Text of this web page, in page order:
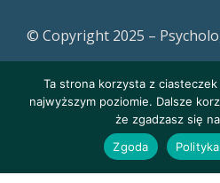
© Copyright 2025 –
Ta strona korzysta z
najwyższym poziomie. Dalsze
że zgadzasz się
Zgoda